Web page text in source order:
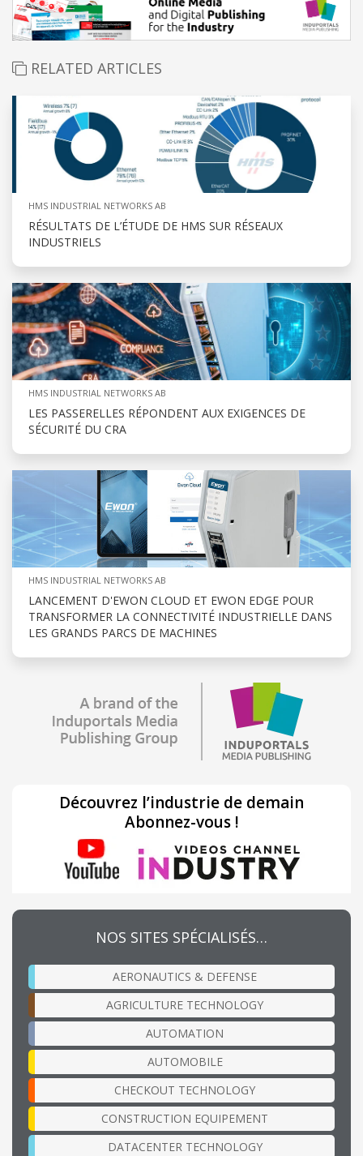
RELATED ARTICLES
HMS INDUSTRIAL NETWORKS AB
RÉSULTATS DE L’ÉTUDE DE HMS SUR RÉSEAUX
INDUSTRIELS
HMS INDUSTRIAL NETWORKS AB
LES PASSERELLES RÉPONDENT AUX EXIGENCES DE
SÉCURITÉ DU CRA
HMS INDUSTRIAL NETWORKS AB
LANCEMENT D'EWON CLOUD ET EWON EDGE POUR
TRANSFORMER LA CONNECTIVITÉ INDUSTRIELLE DANS
LES GRANDS PARCS DE MACHINES
Découvrez l’industrie de demain
Abonnez-vous !
NOS SITES SPÉCIALISÉS…
AERONAUTICS & DEFENSE
AGRICULTURE TECHNOLOGY
AUTOMATION
AUTOMOBILE
CHECKOUT TECHNOLOGY
CONSTRUCTION EQUIPEMENT
DATACENTER TECHNOLOGY